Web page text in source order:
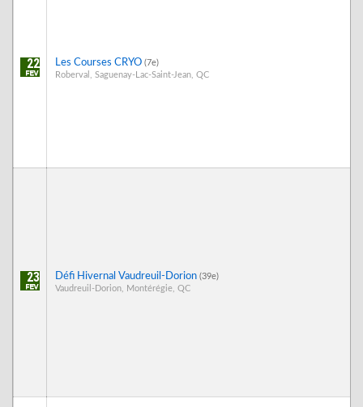
22 Les Courses CRYO (7e)
Roberval, Saguenay-Lac-Saint-Jean, QC
23 Défi Hivernal Vaudreuil-Dorion (39e)
Vaudreuil-Dorion, Montérégie, QC